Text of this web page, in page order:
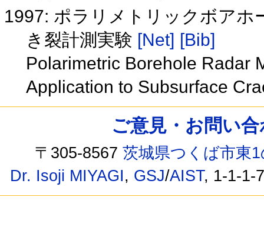
1997: ポラリメトリックボアホ
き裂計測実験 [Net] [Bib]
Polarimetric Borehole Radar
Application to Subsurface
ご意見・お問い
〒305-8567茨城県つくば市東
Dr. Isoji MIYAGI, GSJ/AIST, 1-1-1-